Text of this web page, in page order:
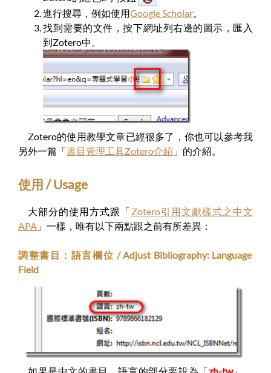
進行搜尋，例如使用Google Scholar。
找到需要的文件，按下網址列右邊的圖示，匯入
到Zotero中。
Zotero的使用教學文章已經很多了，你也可以參考我
另外一篇「書目管理工具Zotero介紹 」的介紹。
使用 / Usage
大部分的使用方式跟「 Zotero引用文獻樣式之中文
APA 」一樣，唯有以下兩點跟之前有所差異：
調整書目：語言欄位 / Adjust Bibliography: Language
Field